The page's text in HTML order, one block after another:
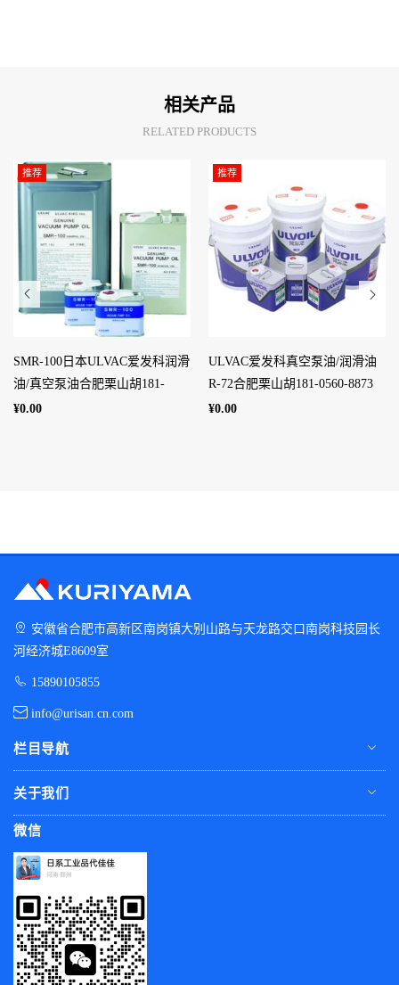
相关产品
RELATED PRODUCTS
推荐
SMR-100日本ULVAC爱发科润滑
油/真空泵油合肥栗山胡181-
0560-8873
¥0.00
推荐
ULVAC爱发科真空泵油/润滑油
R-72合肥栗山胡181-0560-8873
¥0.00
安徽省合肥市高新区南岗镇大别山路与天龙路交口南岗科技园长
河经济城E8609室
15890105855
info@urisan.cn.com
栏目导航
关于我们
微信